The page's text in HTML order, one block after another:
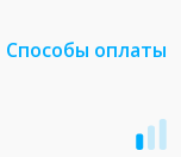
Способы оплаты